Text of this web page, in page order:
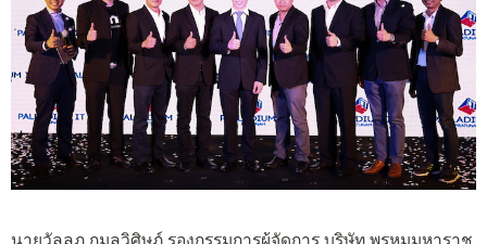
นายวัลลภ กมลวิศิษฎ์ รองกรรมการผู้จัดการ บริษัท พรหมมหาราช